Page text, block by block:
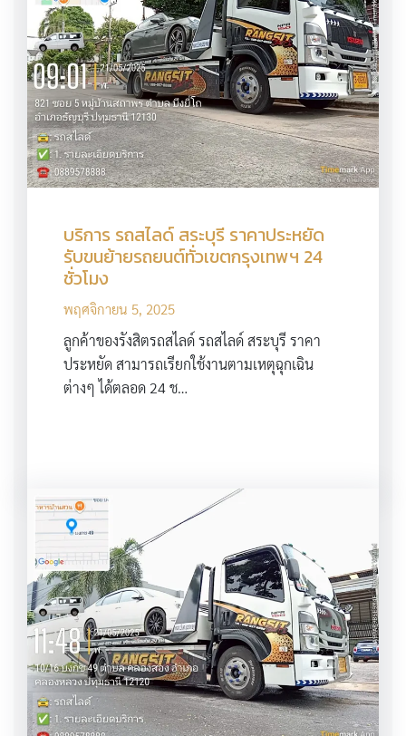
บริการ รถสไลด์ สระบุรี ราคาประหยัด
รับขนย้ายรถยนต์ทั่วเขตกรุงเทพฯ 24
ชั่วโมง
พฤศจิกายน 5, 2025
ลูกค้าของรังสิตรถสไลด์ รถสไลด์ สระบุรี ราคา
ประหยัด สามารถเรียกใช้งานตามเหตุฉุกเฉิน
ต่างๆ ได้ตลอด 24 ช…